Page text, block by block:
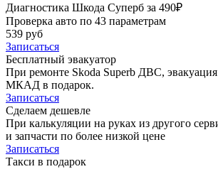
Диагностика Шкода Суперб за 490₽
Проверка авто по 43 параметрам
539 руб
Записаться
Бесплатный эвакуатор
При ремонте Skoda Superb ДВС, эвакуация
МКАД в подарок.
Записаться
Сделаем дешевле
При калькуляции на руках из другого
и запчасти по более низкой цене
Записаться
Такси в подарок